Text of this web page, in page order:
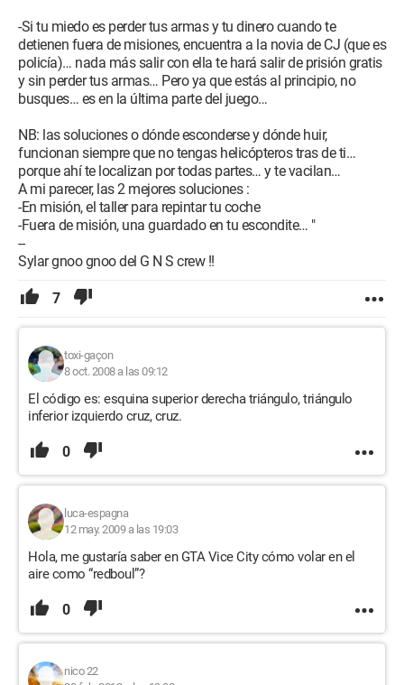
-Si tu miedo es perder tus armas y tu dinero cuando te
detienen fuera de misiones, encuentra a la novia de CJ (que es
policía)… nada más salir con ella te hará salir de prisión gratis
y sin perder tus armas… Pero ya que estás al principio, no
busques… es en la última parte del juego…
NB: las soluciones o dónde esconderse y dónde huir,
funcionan siempre que no tengas helicópteros tras de ti…
porque ahí te localizan por todas partes… y te vacilan…
A mi parecer, las 2 mejores soluciones :
-En misión, el taller para repintar tu coche
-Fuera de misión, una guardado en tu escondite… "
--
Sylar gnoo gnoo del G N S crew !!
7
toxi-gaçon
8 oct. 2008 a las 09:12
El código es: esquina superior derecha triángulo, triángulo
inferior izquierdo cruz, cruz.
0
luca-espagna
12 may. 2009 a las 19:03
Hola, me gustaría saber en GTA Vice City cómo volar en el
aire como “redboul”?
0
nico 22